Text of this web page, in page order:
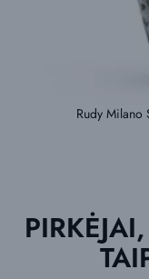
Rudy Milano